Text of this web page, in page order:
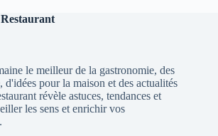
le meilleur de la gastronomie, des
pour la maison et des actualités
révèle astuces, tendances et
les sens et enrichir vos